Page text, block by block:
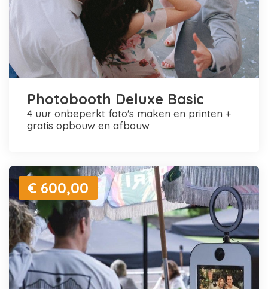
Photobooth Deluxe Basic
4 uur onbeperkt foto's maken en printen +
gratis opbouw en afbouw
€ 600,00